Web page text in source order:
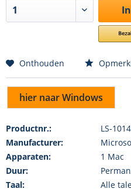
Onthouden
hier naar Windows
Productnr.:
LS-
Manufacturer:
Apparaten:
1 Mac
Duur:
Taal:
Alle